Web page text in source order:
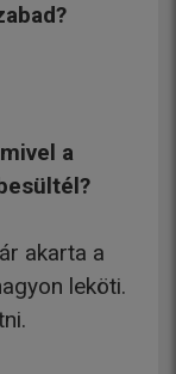
a
akarta a
leköti.